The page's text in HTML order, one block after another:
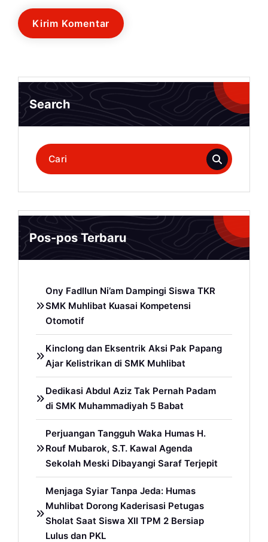
Search
Pencarian
untuk:
Pos-pos Terbaru
Ony Fadllun Ni’am Dampingi Siswa TKR
SMK Muhlibat Kuasai Kompetensi
Otomotif
Kinclong dan Eksentrik Aksi Pak Papang
Ajar Kelistrikan di SMK Muhlibat
Dedikasi Abdul Aziz Tak Pernah Padam
di SMK Muhammadiyah 5 Babat
Perjuangan Tangguh Waka Humas H.
Rouf Mubarok, S.T. Kawal Agenda
Sekolah Meski Dibayangi Saraf Terjepit
Menjaga Syiar Tanpa Jeda: Humas
Muhlibat Dorong Kaderisasi Petugas
Sholat Saat Siswa XII TPM 2 Bersiap
Lulus dan PKL